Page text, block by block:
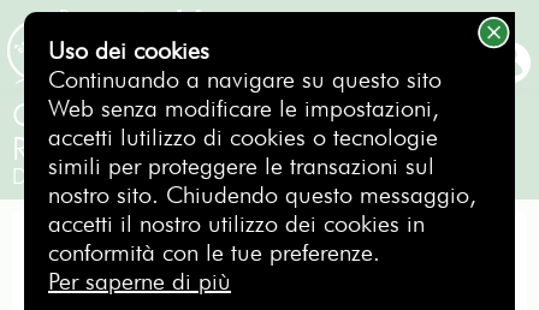
PRENOTAZIONE
Callaway Driver EPIC GBB 10.5°
Regular
Destro
DRIVER
Uso dei cookies
Continuando a navigare su questo sito
Web senza modificare le impostazioni,
accetti lutilizzo di cookies o tecnologie
simili per proteggere le transazioni sul
nostro sito. Chiudendo questo messaggio,
accetti il nostro utilizzo dei cookies in
conformità con le tue preferenze.
Per saperne di più